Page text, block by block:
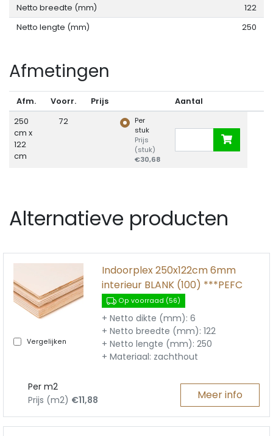
Netto breedte (mm)
122
Netto lengte (mm)
250
Afmetingen
Afm. Voorr. Prijs
Aantal
250
cm x
122
cm
72
Per
stuk
Prijs
(stuk)
€30,68
Alternatieve producten
Vergelijken
Indoorplex 250x122cm 6mm
interieur BLANK (100) ***PEFC
Op voorraad (56)
+ Netto dikte (mm): 6
+ Netto breedte (mm): 122
+ Netto lengte (mm): 250
+ Materiaal: zachthout
Per m2
Prijs (m2) €11,88 Meer info